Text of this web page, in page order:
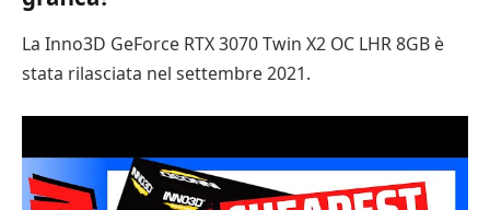
La Inno3D GeForce RTX 3070 Twin X2 OC LHR 8GB è
stata rilasciata nel settembre 2021.